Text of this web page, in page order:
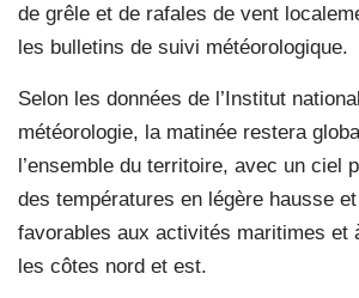
de grêle et de rafales de vent
les bulletins de suivi météorologique.
Selon les données de l’Institut
météorologie, la matinée restera
l’ensemble du territoire, avec un ciel
des températures en légère hausse
favorables aux activités maritimes et
les côtes nord et est.